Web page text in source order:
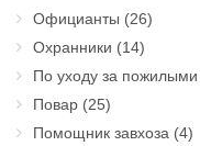
Официанты (26)
Охранники (14)
По уходу за пожилыми
Повар (25)
Помощник завхоза (4)